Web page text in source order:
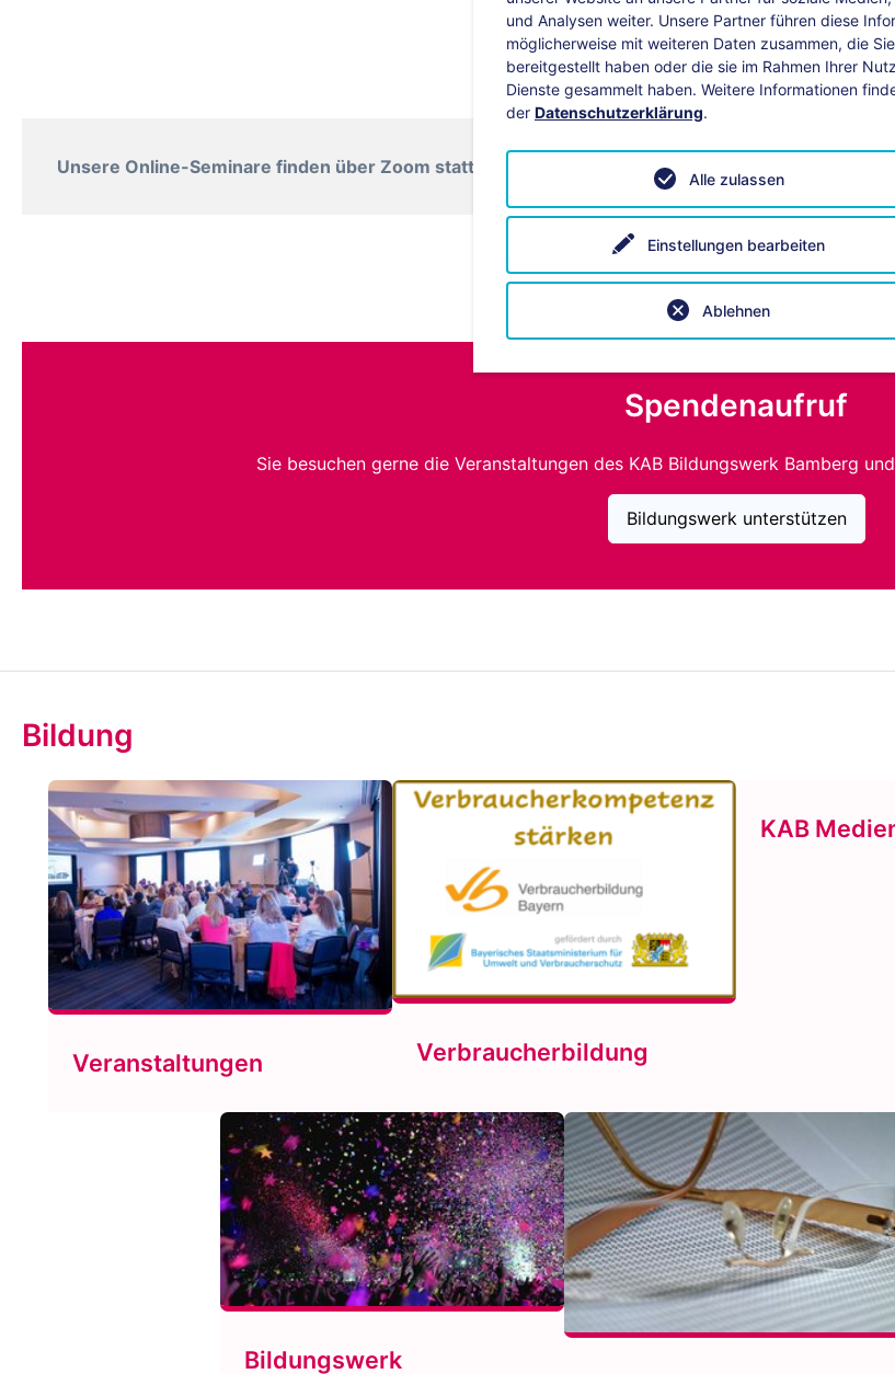
Unsere Online-Seminare finden über Zoom statt. Bei technischen Fragen hilft unsere
Spendenaufruf
Sie besuchen gerne die Veranstaltungen des KAB Bildungswerk Bamberg
Bildungswerk unterstützen
Bildung
Veranstaltungen Verbraucherbildung
KAB
Bildungswerk
und Analysen weiter. Unsere Partner führen diese
möglicherweise mit weiteren Daten zusammen, die
bereitgestellt haben oder die sie im Rahmen Ihrer
Dienste gesammelt haben. Weitere Informationen
der Datenschutzerklärung.
Einstellungen bearbeiten
Ablehnen
Alle zulassen